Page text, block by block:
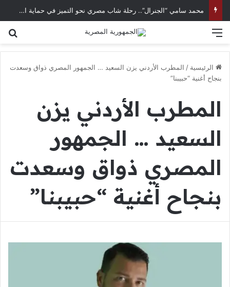
محمد سامي “الجنرال”.. رحلة شاب مصري نحو التميز في حماية الحسابات الرقمية
الرئيسية / المطرب الأردني يزن السعيد … الجمهور المصري ذواق وسعدت
بنجاح أغنية “حبيبنا”
المطرب الأردني يزن
السعيد … الجمهور
المصري ذواق وسعدت
بنجاح أغنية “حبيبنا”